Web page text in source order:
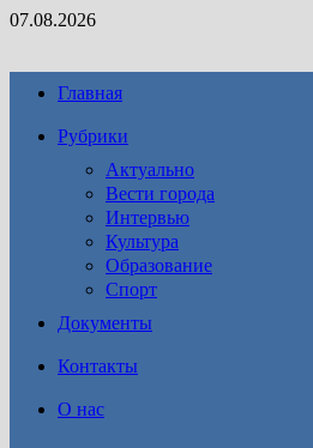
Перейти
07.08.2026
Главная
Рубрики
Актуально
Вести города
Интервью
Культура
Образование
Спорт
Документы
Контакты
О нас